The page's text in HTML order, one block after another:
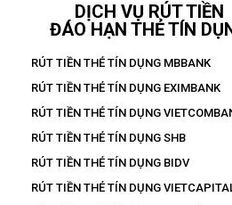
DỊCH VỤ RÚT TIỀN
ĐÁO HẠN THẺ TÍN
RÚT TIỀN THẺ TÍN DỤNG MBBANK
RÚT TIỀN THẺ TÍN DỤNG EXIMBANK
RÚT TIỀN THẺ TÍN DỤNG
RÚT TIỀN THẺ TÍN DỤNG SHB
RÚT TIỀN THẺ TÍN DỤNG BIDV
RÚT TIỀN THẺ TÍN DỤNG